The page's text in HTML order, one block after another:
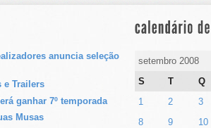
anuncia seleção
e Trailers
ganhar 7º temporada
Musas
setembro 2008
S
T Q
1 2
3
8
9
10